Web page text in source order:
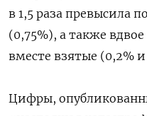
в 1,5 раза превысила
(0,75%), а также
вместе взятые (0,2%
Цифры,